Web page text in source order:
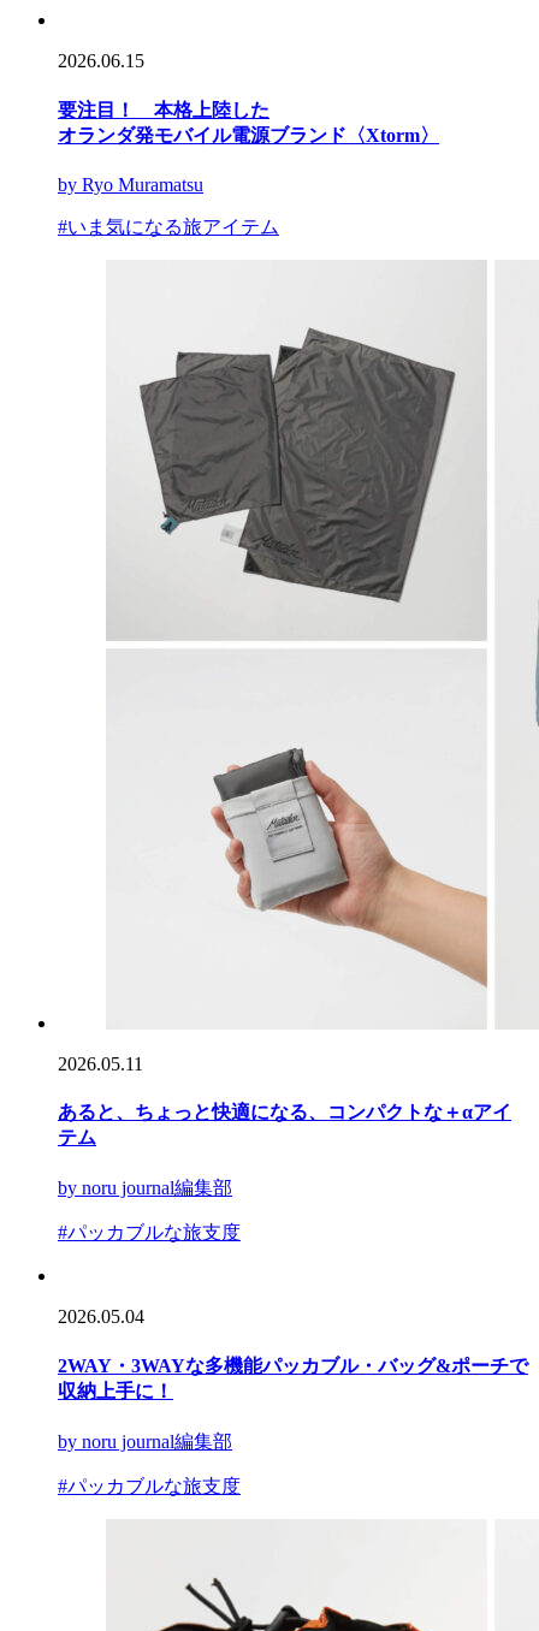
2026.06.15
要注目！ 本格上陸した
オランダ発モバイル電源ブランド〈Xtorm〉
by Ryo Muramatsu
#いま気になる旅アイテム
2026.05.11
あると、ちょっと快適になる、コンパクトな＋αアイ
テム
by noru journal編集部
#パッカブルな旅支度
2026.05.04
2WAY・3WAYな多機能パッカブル・バッグ&ポーチで
収納上手に！
by noru journal編集部
#パッカブルな旅支度